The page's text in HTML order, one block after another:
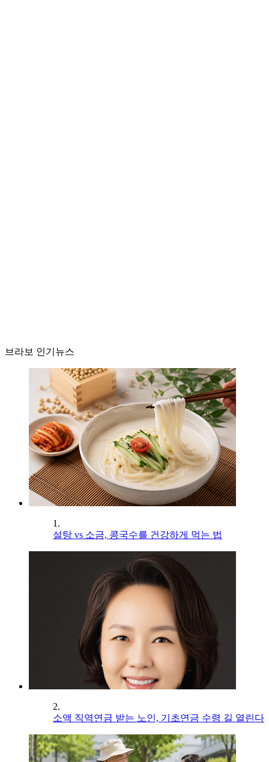
브라보 인기뉴스
1.
설탕 vs 소금, 콩국수를 건강하게 먹는 법
2.
소액 직역연금 받는 노인, 기초연금 수령 길 열린다